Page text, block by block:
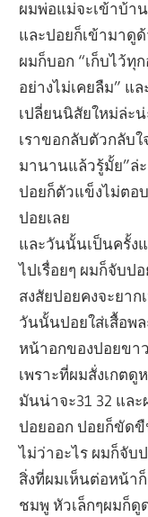
ผมพ่อแม่จะเข้าบ้า
และปอยก็เข้ามาดู
ผมก็บอก “เก็บไว้ทุ
อย่างไม่เคยลืม” แล
เปลี่ยนนิสัยใหม่ล่ะน่
เราขอกลับตัวกลับ
มานานแล้วรู้มั้ย”ล่
ปอยก็ตัวแข็งไม่ตอ
ปอยเลย
และวันนั้นเป็นครั้ง
ไปเรื่อยๆ ผมก็จับป
สงสัยปอยคงจะยา
วันนั้นปอยใส่เสื้อพ
หน้าอกของปอยขา
เพราะที่ผมสั่งเกต
มันน่าจะ31 32 แล
ปอยออก ปอยก็ขัดขื
ไม่ว่าอะไร ผมก็จับ
สิ่งที่ผมเห็นต่อหน้า
ชมพู หัวเล็กๆผมก็